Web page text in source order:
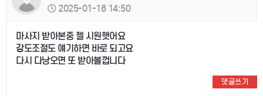
2025-01-18 14:50
마사지 받아본중 젤 시원햇어요
강도조절도 얘기하면 바로 되고요
다시 다낭오면 또 받아볼껍니다
댓글쓰기